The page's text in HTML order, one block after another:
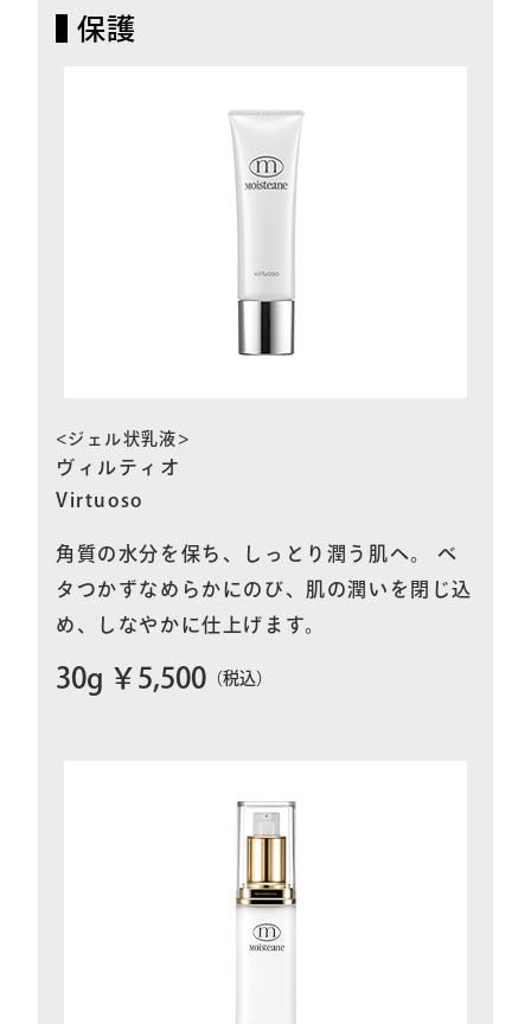
保護
<ジェル状乳液>
ヴィルティオ
Virtuoso
角質の水分を保ち、しっとり潤う肌へ。 ベ
タつかずなめらかにのび、肌の潤いを閉じ込
め、しなやかに仕上げます。
30g ￥5,500 （税込）